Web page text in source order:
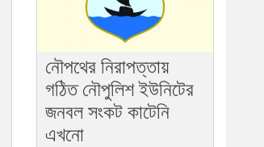
নৌপথের নিরাপত্তায়
গঠিত নৌপুলিশ ইউনিটের
জনবল সংকট কাটেনি
এখনো